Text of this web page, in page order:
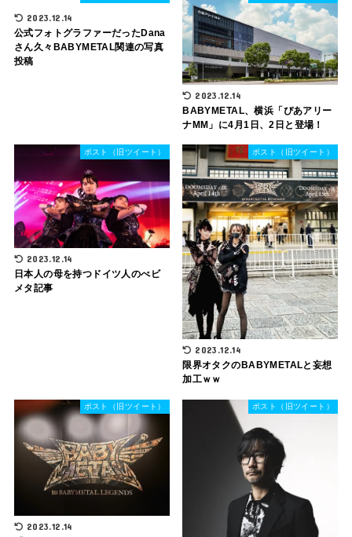
2023.12.14
公式フォトグラファーだったDana
さん久々BABYMETAL関連の写真
投稿
2023.12.14
BABYMETAL、横浜「ぴあアリー
ナMM」に4月1日、2日と登場！
ポスト（旧ツイート）
2023.12.14
日本人の母を持つドイツ人のべビ
メタ記事
ポスト（旧ツイート）
2023.12.14
限界オタクのBABYMETALと妄想
加工ｗｗ
ポスト（旧ツイート）
2023.12.14
ポスト（旧ツイート）